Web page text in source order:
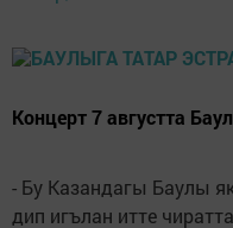
Концерт 7 августта
- Бу Казандагы Баулы
дип игълан итте